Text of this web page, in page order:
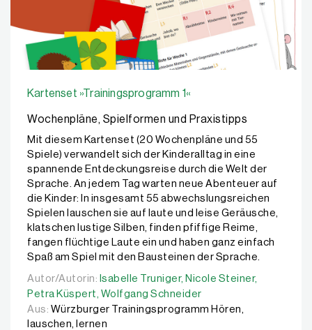
Kartenset »Trainingsprogramm 1«
Wochenpläne, Spielformen und Praxistipps
Mit diesem Kartenset (20 Wochenpläne und 55
Spiele) verwandelt sich der Kinderalltag in eine
spannende Entdeckungsreise durch die Welt der
Sprache. An jedem Tag warten neue Abenteuer auf
die Kinder: In insgesamt 55 abwechslungsreichen
Spielen lauschen sie auf laute und leise Geräusche,
klatschen lustige Silben, finden pfiffige Reime,
fangen flüchtige Laute ein und haben ganz einfach
Spaß am Spiel mit den Bausteinen der Sprache.
Autor/Autorin: Isabelle Truniger, Nicole Steiner,
Autor/Autorin: Isabelle Truniger, Nicole Steiner,
Petra Küspert, Wolfgang Schneider
Aus: Würzburger Trainingsprogramm Hören,
lauschen, lernen